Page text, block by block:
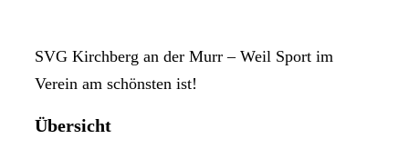
SVG Kirchberg an der Murr – Weil Sport im
Verein am schönsten ist!
Übersicht